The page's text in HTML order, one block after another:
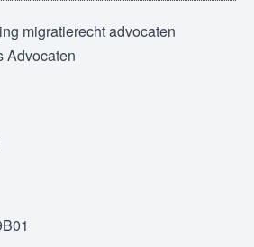
migratierecht advocaten
Advocaten